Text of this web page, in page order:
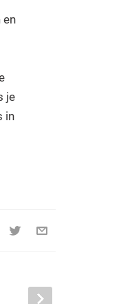
en
je
in